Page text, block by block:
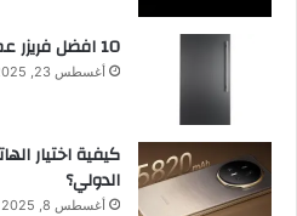
10 افضل فريزر عمودي​ في السعودية​ 2025
أغسطس 23, 2025
كيفية اختيار
الدولي؟
أغسطس 8, 2025